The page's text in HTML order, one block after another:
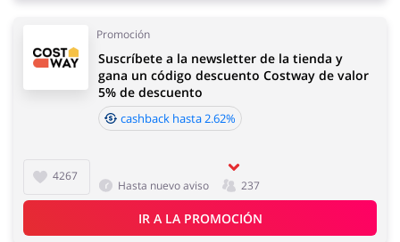
Promoción
4267
Suscríbete a la newsletter de la tienda y
gana un código descuento Costway de valor
5% de descuento
cashback hasta 2.62%
Hasta nuevo aviso 237
IR A LA PROMOCIÓN